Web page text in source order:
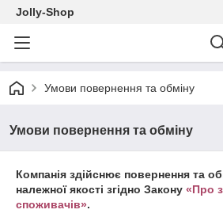
Jolly-Shop
Умови повернення та обміну
Умови повернення та обміну
Компанія здійснює повернення та
належної якості згідно Закону «Про
споживачів».